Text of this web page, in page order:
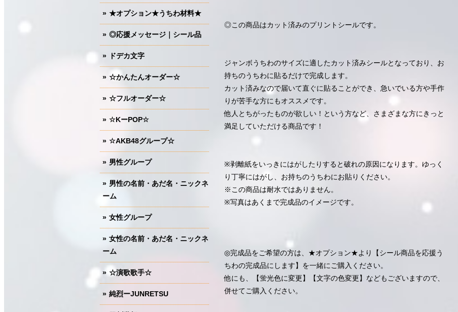
◎この商品はカット済みのプリントシールです。
ジャンボうちわのサイズに適したカット済みシールとなっており、お
持ちのうちわに貼るだけで完成します。
カット済みなので届いて直ぐに貼ることができ、急いでいる方や手作
りが苦手な方にもオススメです。
他人とちがったものが欲しい！という方など、さまざまな方にきっと
満足していただける商品です！
※剥離紙をいっきにはがしたりすると破れの原因になります。ゆっく
り丁寧にはがし、お持ちのうちわにお貼りください。
※この商品は耐水ではありません。
※写真はあくまで完成品のイメージです。
◎完成品をご希望の方は、★オプション★より【シール商品を応援う
ちわの完成品にします】を一緒にご購入ください。
他にも、【蛍光色に変更】【文字の色変更】などもございますので、
併せてご購入ください。
★オプション★うちわ材料★
◎応援メッセージ｜シール品
ドデカ文字
☆かんたんオーダー☆
☆フルオーダー☆
☆KーPOP☆
☆AKB48グループ☆
男性グループ
男性の名前・あだ名・ニックネ
ーム
女性グループ
女性の名前・あだ名・ニックネ
ーム
☆演歌歌手☆
純烈ーJUNRETSU